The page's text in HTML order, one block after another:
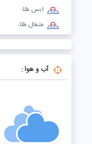
انس طلا:
مثقال طلا:
آب و هوا :